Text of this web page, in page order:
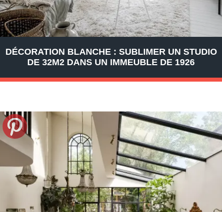
DÉCORATION BLANCHE : SUBLIMER UN STUDIO
DE 32M2 DANS UN IMMEUBLE DE 1926